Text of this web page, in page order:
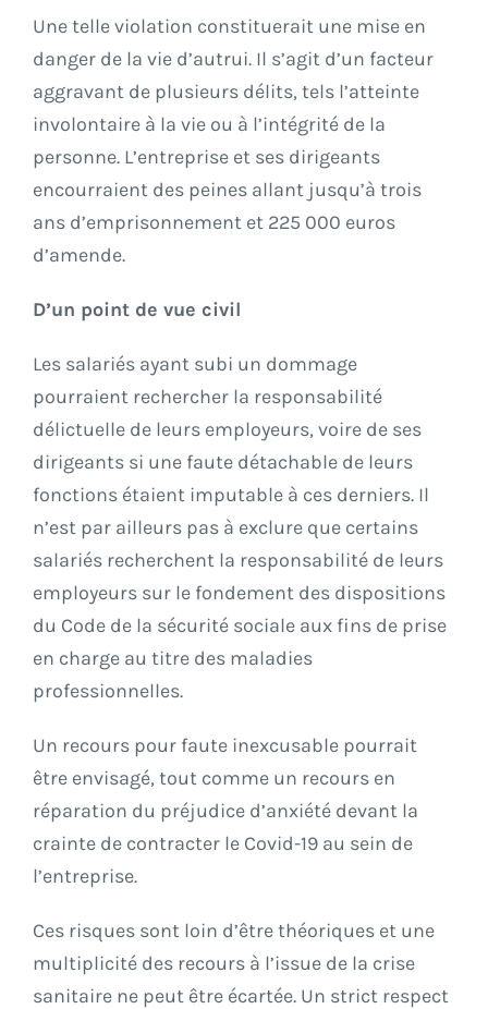
Une telle violation constituerait une mise en
danger de la vie d’autrui. Il s’agit d’un facteur
aggravant de plusieurs délits, tels l’atteinte
involontaire à la vie ou à l’intégrité de la
personne. L’entreprise et ses dirigeants
encourraient des peines allant jusqu’à trois
ans d’emprisonnement et 225 000 euros
d’amende.
D’un point de vue civil
Les salariés ayant subi un dommage
pourraient rechercher la responsabilité
délictuelle de leurs employeurs, voire de ses
dirigeants si une faute détachable de leurs
fonctions étaient imputable à ces derniers. Il
n’est par ailleurs pas à exclure que certains
salariés recherchent la responsabilité de leurs
employeurs sur le fondement des dispositions
du Code de la sécurité sociale aux fins de prise
en charge au titre des maladies
professionnelles.
Un recours pour faute inexcusable pourrait
être envisagé, tout comme un recours en
réparation du préjudice d’anxiété devant la
crainte de contracter le Covid-19 au sein de
l’entreprise.
Ces risques sont loin d’être théoriques et une
multiplicité des recours à l’issue de la crise
sanitaire ne peut être écartée. Un strict respect